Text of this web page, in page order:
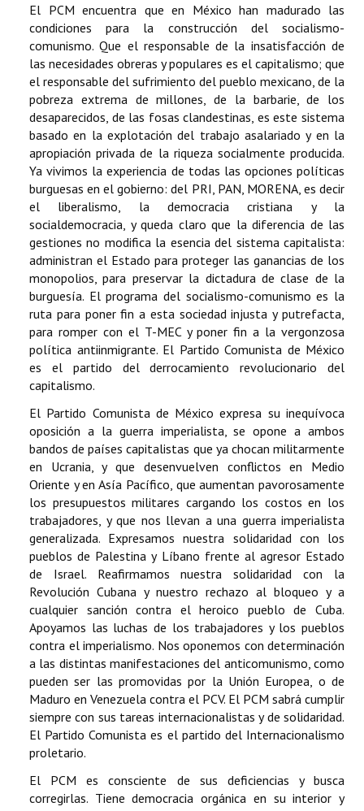
El PCM encuentra que en México han madurado las
condiciones para la construcción del socialismo-
comunismo. Que el responsable de la insatisfacción de
las necesidades obreras y populares es el capitalismo; que
el responsable del sufrimiento del pueblo mexicano, de la
pobreza extrema de millones, de la barbarie, de los
desaparecidos, de las fosas clandestinas, es este sistema
basado en la explotación del trabajo asalariado y en la
apropiación privada de la riqueza socialmente producida.
Ya vivimos la experiencia de todas las opciones políticas
burguesas en el gobierno: del PRI, PAN, MORENA, es decir
el liberalismo, la democracia cristiana y la
socialdemocracia, y queda claro que la diferencia de las
gestiones no modifica la esencia del sistema capitalista:
administran el Estado para proteger las ganancias de los
monopolios, para preservar la dictadura de clase de la
burguesía. El programa del socialismo-comunismo es la
ruta para poner fin a esta sociedad injusta y putrefacta,
para romper con el T-MEC y poner fin a la vergonzosa
política antiinmigrante. El Partido Comunista de México
es el partido del derrocamiento revolucionario del
capitalismo.
El Partido Comunista de México expresa su inequívoca
oposición a la guerra imperialista, se opone a ambos
bandos de países capitalistas que ya chocan militarmente
en Ucrania, y que desenvuelven conflictos en Medio
Oriente y en Asía Pacífico, que aumentan pavorosamente
los presupuestos militares cargando los costos en los
trabajadores, y que nos llevan a una guerra imperialista
generalizada. Expresamos nuestra solidaridad con los
pueblos de Palestina y Líbano frente al agresor Estado
de Israel. Reafirmamos nuestra solidaridad con la
Revolución Cubana y nuestro rechazo al bloqueo y a
cualquier sanción contra el heroico pueblo de Cuba.
Apoyamos las luchas de los trabajadores y los pueblos
contra el imperialismo. Nos oponemos con determinación
a las distintas manifestaciones del anticomunismo, como
pueden ser las promovidas por la Unión Europea, o de
Maduro en Venezuela contra el PCV. El PCM sabrá cumplir
siempre con sus tareas internacionalistas y de solidaridad.
El Partido Comunista es el partido del Internacionalismo
proletario.
El PCM es consciente de sus deficiencias y busca
corregirlas. Tiene democracia orgánica en su interior y